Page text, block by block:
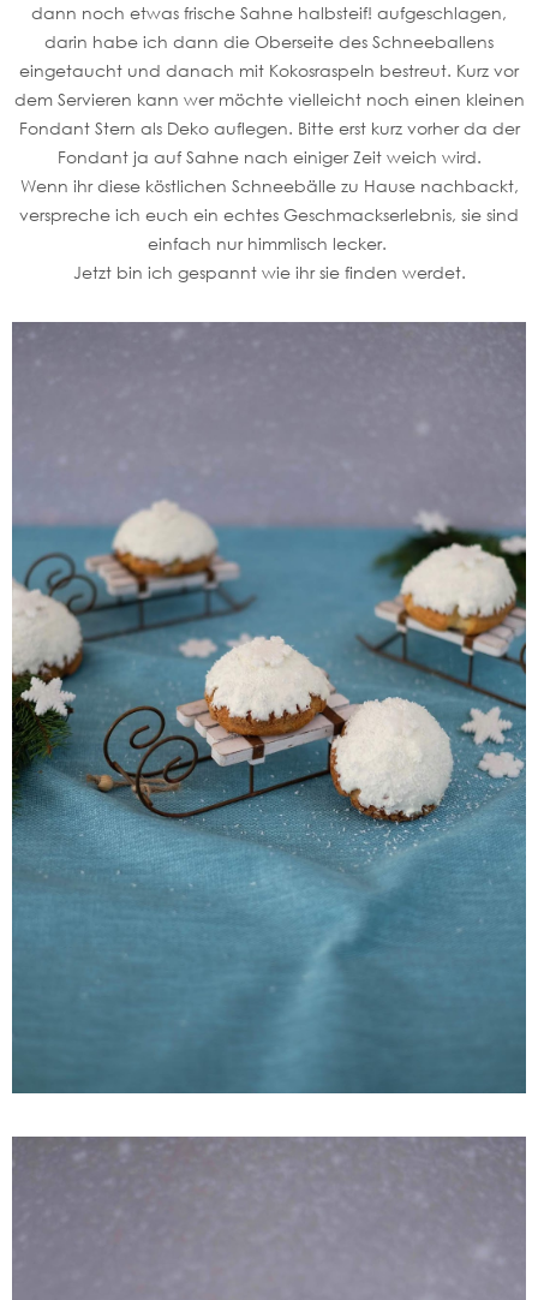
dann noch etwas frische Sahne halbsteif! aufgeschlagen,
darin habe ich dann die Oberseite des Schneeballens
eingetaucht und danach mit Kokosraspeln bestreut. Kurz vor
dem Servieren kann wer möchte vielleicht noch einen kleinen
Fondant Stern als Deko auflegen. Bitte erst kurz vorher da der
Fondant ja auf Sahne nach einiger Zeit weich wird.
Wenn ihr diese köstlichen Schneebälle zu Hause nachbackt,
verspreche ich euch ein echtes Geschmackserlebnis, sie sind
einfach nur himmlisch lecker.
Jetzt bin ich gespannt wie ihr sie finden werdet.